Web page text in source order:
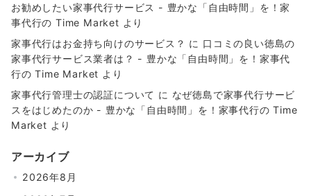
お勧めしたい家事代行サービス - 豊かな「自由時間」を！家
事代行の Time Market より
家事代行はお金持ち向けのサービス？ に 口コミの良い徳島の
家事代行サービス業者は？ - 豊かな「自由時間」を！家事代
行の Time Market より
家事代行管理士の認証について に なぜ徳島で家事代行サービ
スをはじめたのか - 豊かな「自由時間」を！家事代行の Time
Market より
アーカイブ
2026年8月